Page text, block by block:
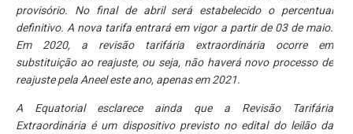
provisório. No final de abril será estabelecido o percentual
definitivo. A nova tarifa entrará em vigor a partir de 03 de maio.
Em 2020, a revisão tarifária extraordinária ocorre em
substituição ao reajuste, ou seja, não haverá novo processo de
reajuste pela Aneel este ano, apenas em 2021.
A Equatorial esclarece ainda que a Revisão Tarifária
Extraordinária é um dispositivo previsto no edital do leilão da